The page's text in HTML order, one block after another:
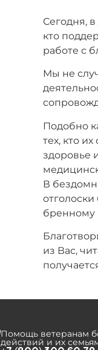
Сегодня,
кто
работе с
Мы не
Подобно
тех, кто
здоровье
В
бренному
из Вас,
Помощь ветеранам
действий и их